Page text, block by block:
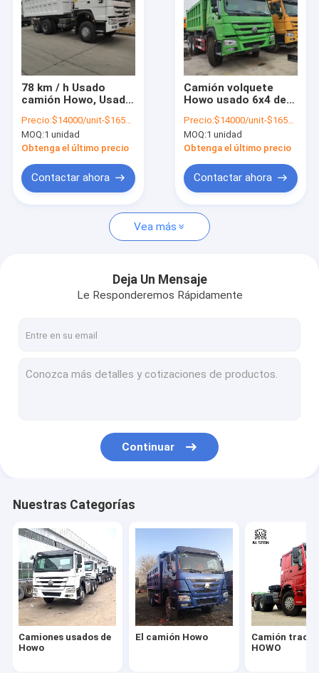
Sobre nosotros
Visita a la fábrica
Control de Calidad
noticias
Todos los casos
Camiones usados de Howo
Camión tractor HOWO
Camión del mezclador concreto de Howo
Camión Nueva China
REMOLQUE DE PLATAFORMA
remolque de lecho bajo
Trailer de descarga
Remolque de cemento a granel
78 km / h Usado
camión Howo, Usado
Precio:$14000/unit-$16500/unit
MOQ:1 unidad
Obtenga el último precio
Contactar ahora
Camión volquete
Howo usado 6x4 de
industrias
Precio:$14000/unit-$16500/unit
MOQ:1 unidad
Obtenga el último precio
Contactar ahora
Vea más
Deja Un Mensaje
Le Responderemos Rápidamente
Continuar
Nuestras Categorías
Camiones usados de
Howo
El camión Howo
Camión
HOWO